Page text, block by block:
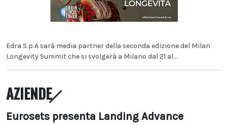
Edra S.p.A sarà media partner della seconda edizione del Milan
Longevity Summit che si svolgerà a Milano dal 21 al...
AZIENDE
Eurosets presenta Landing Advance